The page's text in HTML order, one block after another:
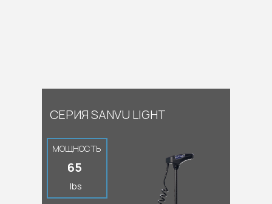
СЕРИЯ SANVU LIGHT
lbs
65
МОЩНОСТЬ